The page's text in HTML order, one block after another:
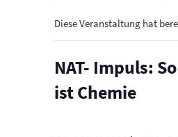
Diese Veranstaltung hat
NAT- Impuls:
ist Chemie